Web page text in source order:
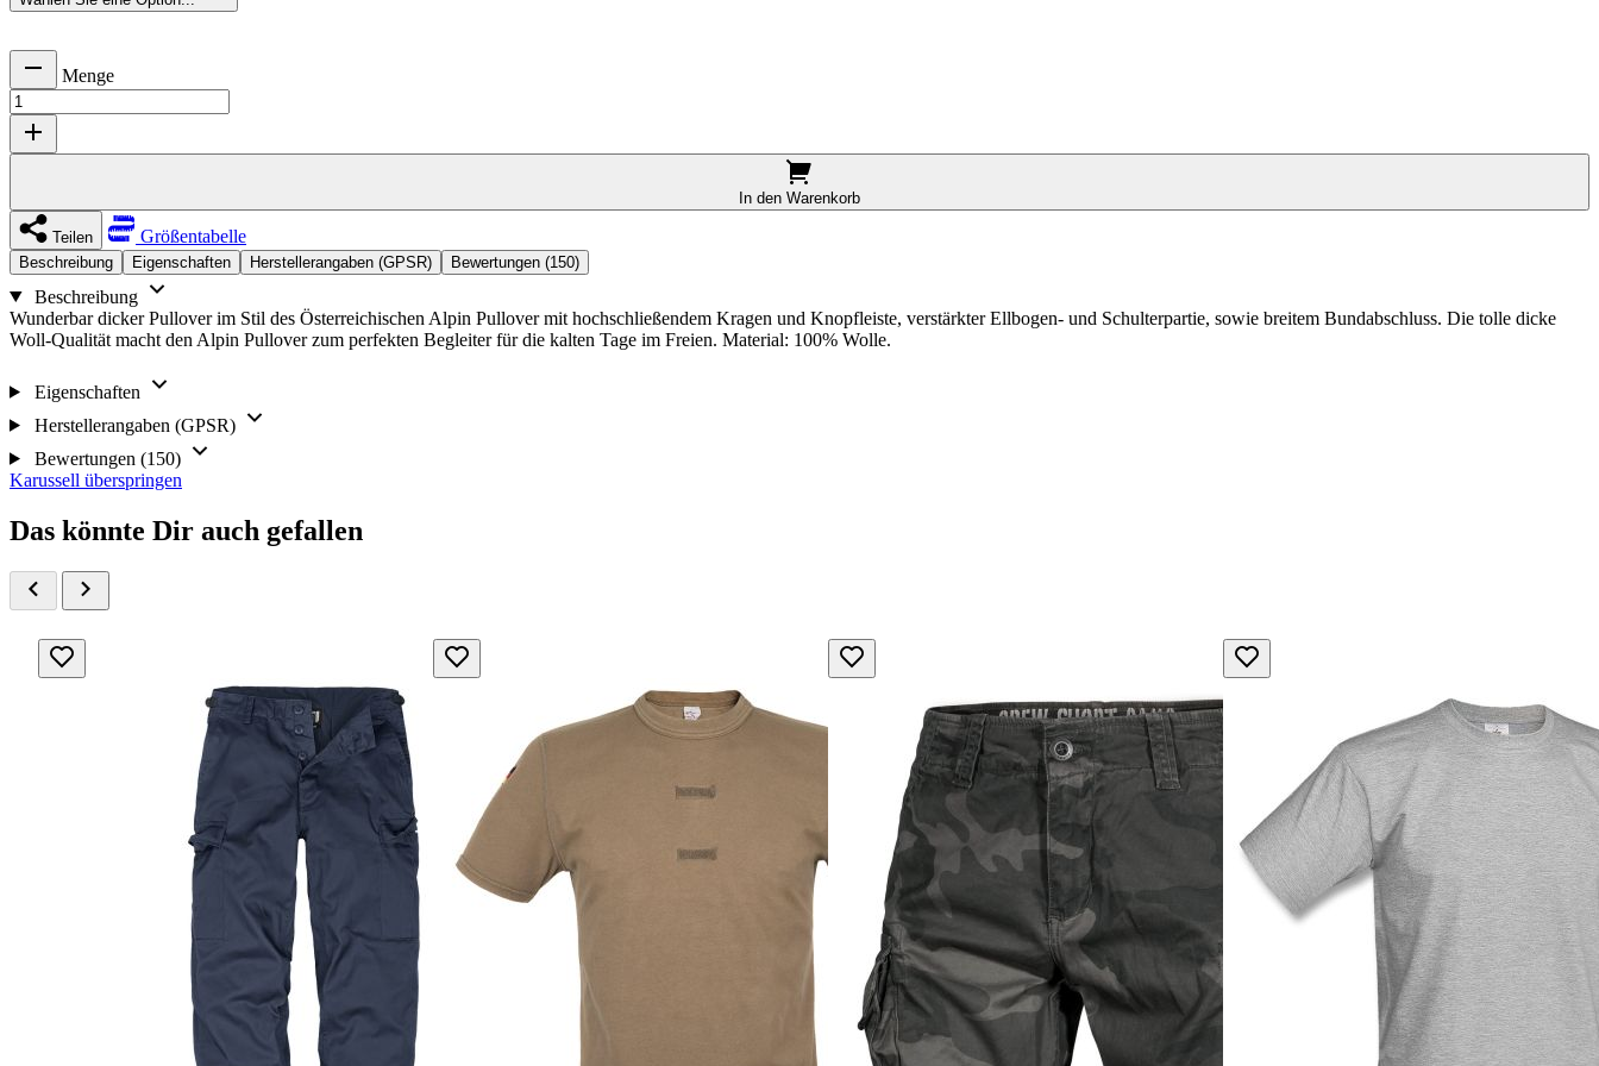
Menge
In den Warenkorb
Teilen Größentabelle
Beschreibung Eigenschaften Herstellerangaben (GPSR) Bewertungen (150)
Beschreibung
Wunderbar dicker Pullover im Stil des Österreichischen Alpin Pullover mit hochschließendem Kragen und Knopfleiste, verstärkter Ellbogen- und Schulterpartie, sowie breitem Bundabschluss. Die tolle dicke
Woll-Qualität macht den Alpin Pullover zum perfekten Begleiter für die kalten Tage im Freien. Material: 100% Wolle.
Eigenschaften
Herstellerangaben (GPSR)
Bewertungen (150)
Karussell überspringen
Das könnte Dir auch gefallen